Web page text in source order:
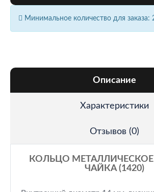
Минимальное количество для заказа:
Описание
Характеристики
Отзывов (0)
КОЛЬЦО МЕТАЛЛИЧЕСКОЕ
ЧАЙКА (1420)